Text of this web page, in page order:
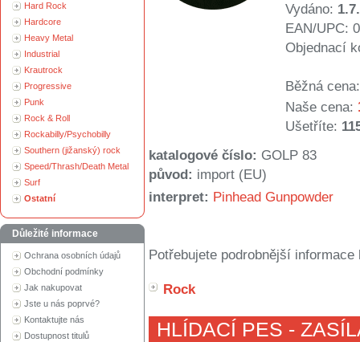
Hard Rock
Hardcore
Heavy Metal
Industrial
Krautrock
Progressive
Punk
Rock & Roll
Rockabilly/Psychobilly
Southern (jižanský) rock
Speed/Thrash/Death Metal
Surf
Ostatní
Důležité informace
Ochrana osobních údajů
Obchodní podmínky
Jak nakupovat
Jste u nás poprvé?
Kontaktujte nás
Dostupnost titulů
Vydáno:
EAN/UPC:
Objednací
Běžná cena:
Naše cena:
Ušetříte:
katalogové číslo: GOLP 83
původ: import (EU)
interpret: Pinhead Gunpowder
Potřebujete podrobnější
Rock
HLÍDACÍ PES -